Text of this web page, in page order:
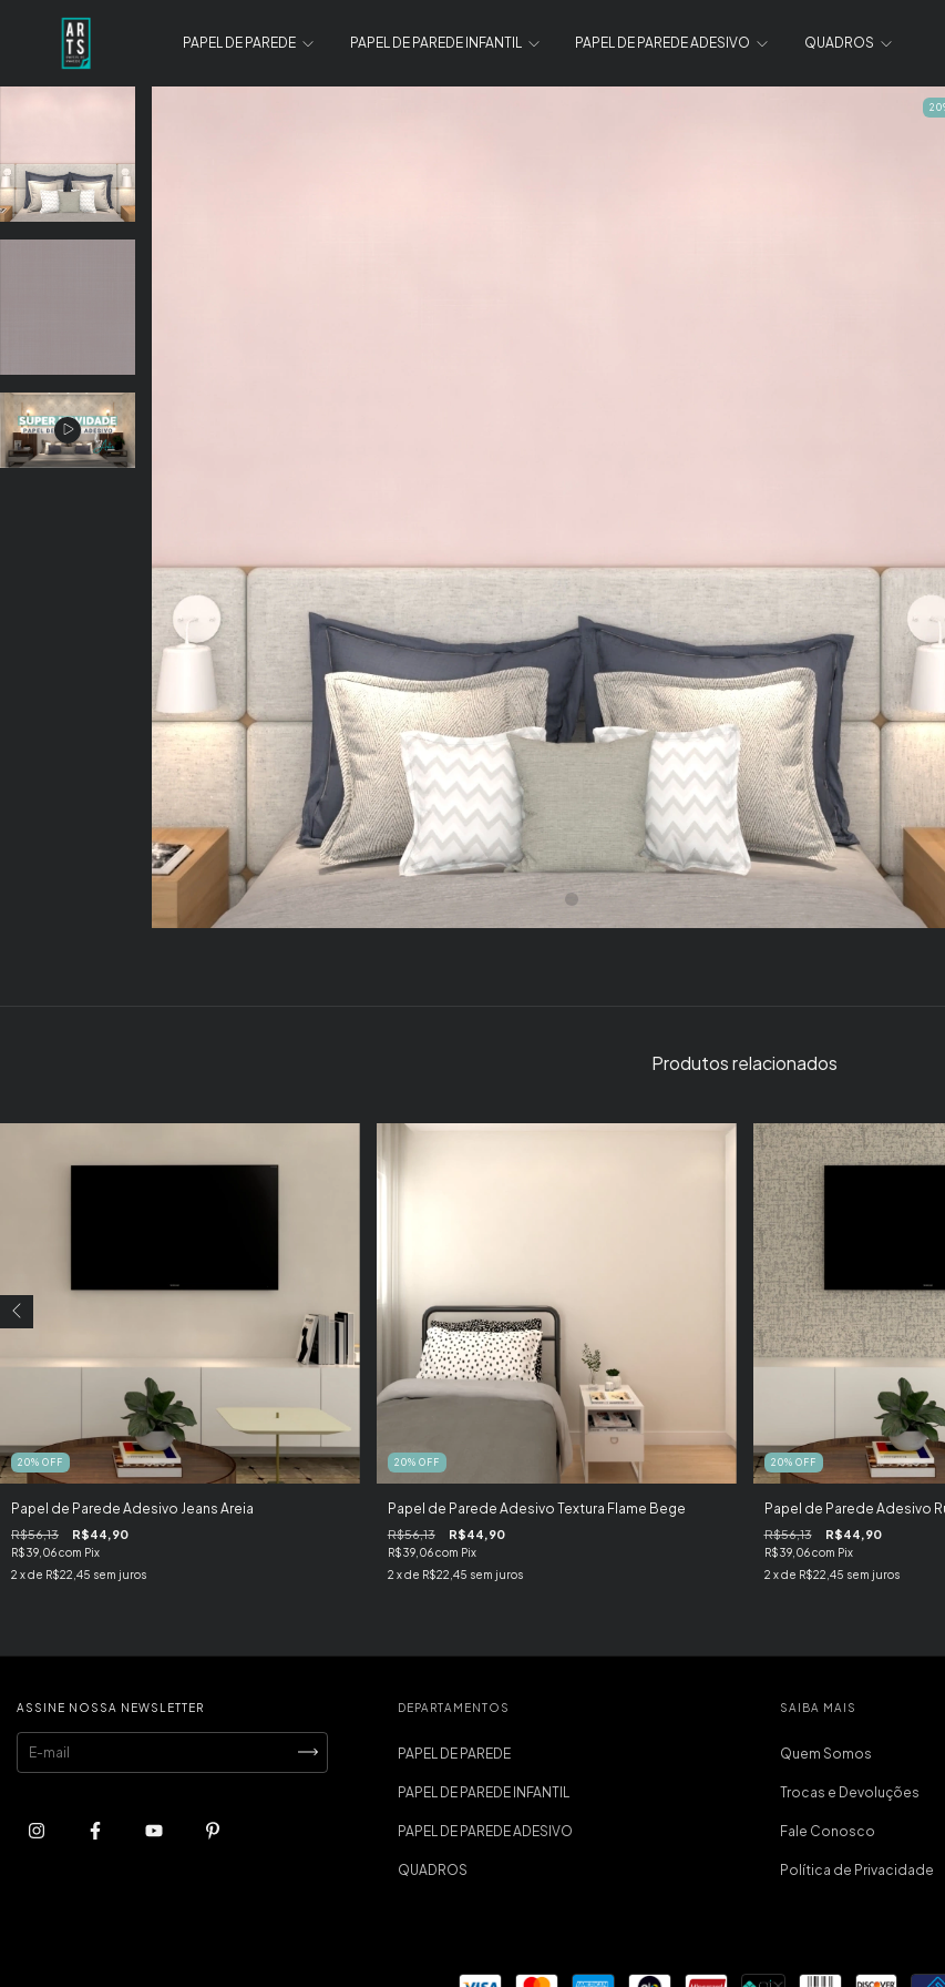
PAPEL DE PAREDE PAPEL DE PAREDE INFANTIL PAPEL DE PAREDE ADESIVO QUADROS
20
Produtos relacionados
20% OFF
Papel de Parede Adesivo Jeans Areia
R$56,13 R$44,90
R$39,06com Pix
2 x de R$22,45 sem juros
20% OFF
Papel de Parede Adesivo Textura Flame Bege
R$56,13 R$44,90
R$39,06com Pix
2 x de R$22,45 sem juros
20% OFF
Papel de Parede Adesivo
R$56,13 R$44,90
R$39,06com Pix
2 x de R$22,45 sem juros
ASSINE NOSSA NEWSLETTER DEPARTAMENTOS
PAPEL DE PAREDE
PAPEL DE PAREDE INFANTIL
PAPEL DE PAREDE ADESIVO
QUADROS
SAIBA MAIS
Quem Somos
Trocas e Devoluções
Fale Conosco
Política de Privacidade